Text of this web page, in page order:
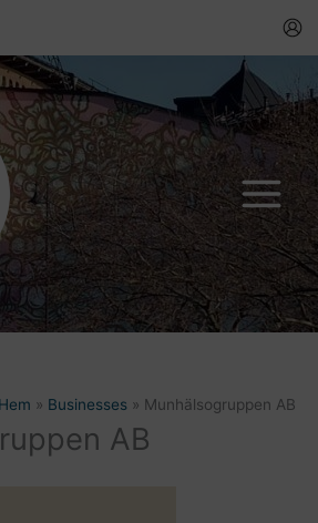
Hem Businesses Munhälsogruppen AB
AB